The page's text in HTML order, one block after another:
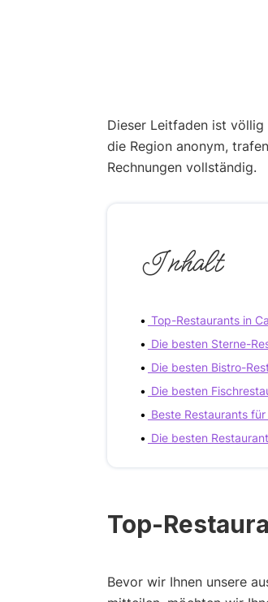
Dieser Leitfaden ist völlig
die Region anonym,
Rechnungen vollständig.
Inhalt
Top-Restaurants in
Die besten Sterne-
Die besten Bistro-
Die besten
Beste Restaurants
Die besten
Top-
Bevor wir Ihnen unsere